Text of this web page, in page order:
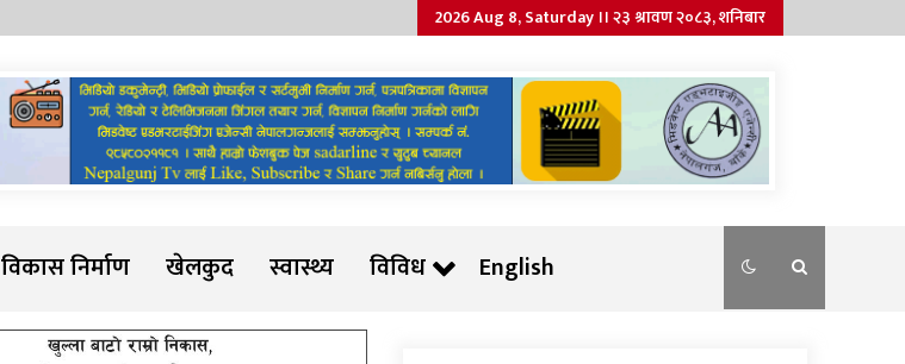
2026 Aug 8, Saturday ।। २३ श्रावण २०८३, शनिबार
विकास निर्माण खेलकुद स्वास्थ्य विविध English